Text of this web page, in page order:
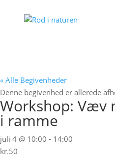
« Alle Begivenheder
Denne begivenhed er allerede
Workshop: Væv
i ramme
juli 4 @ 10:00 - 14:00
kr.50